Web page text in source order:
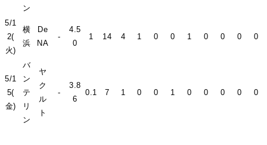
ン
5/1
2(
火)
横
浜
De
NA
-
4.5
0
1 14 4 1 0 0 1 0 0 0 0
5/1
5(
金)
バ
ン
テ
リ
ン
ヤ
ク
ル
ト
-
3.8
6
0.1 7 1 0 0 1 0 0 0 0 0